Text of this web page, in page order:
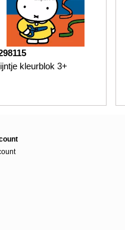
kleurblok 3+